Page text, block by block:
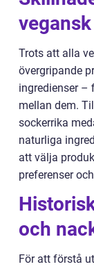
Trots att alla
övergripande
ingredienser –
mellan dem.
sockerrika
naturliga
att välja
preferenser
och
För att förstå